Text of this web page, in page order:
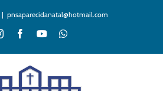
| pnsaparecidanatal@hotmail.com
InstagramFacebookYouTubeWhatsApp